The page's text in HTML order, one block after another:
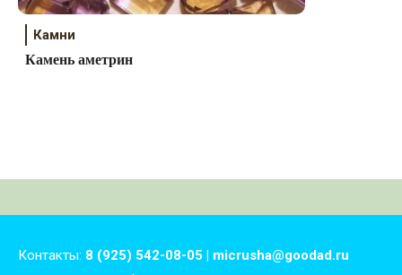
Камни
Камень аметрин
Контакты: 8 (925) 542-08-05 | micrusha@goodad.ru